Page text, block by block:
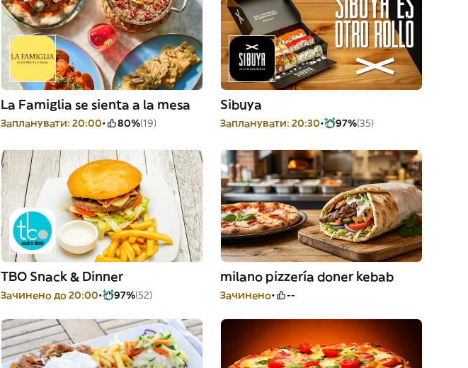
La Famiglia se sienta a la mesa
Запланувати: 20:00 80%(19)
Sibuya
Запланувати: 20:30 97%(35)
TBO Snack & Dinner
Зачинено до 20:00 97%(52)
milano pizzería doner kebab
Зачинено --